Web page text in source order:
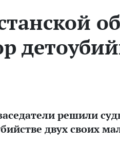
решили
двух своих